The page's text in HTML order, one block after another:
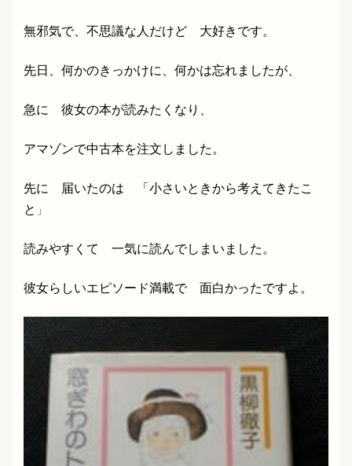
無邪気で、不思議な人だけど 大好きです。
先日、何かのきっかけに、何かは忘れましたが、
急に 彼女の本が読みたくなり、
アマゾンで中古本を注文しました。
先に 届いたのは 「小さいときから考えてきたこ
と 」
読みやすくて 一気に読んでしまいました。
彼女らしいエピソード満載で 面白かったですよ。